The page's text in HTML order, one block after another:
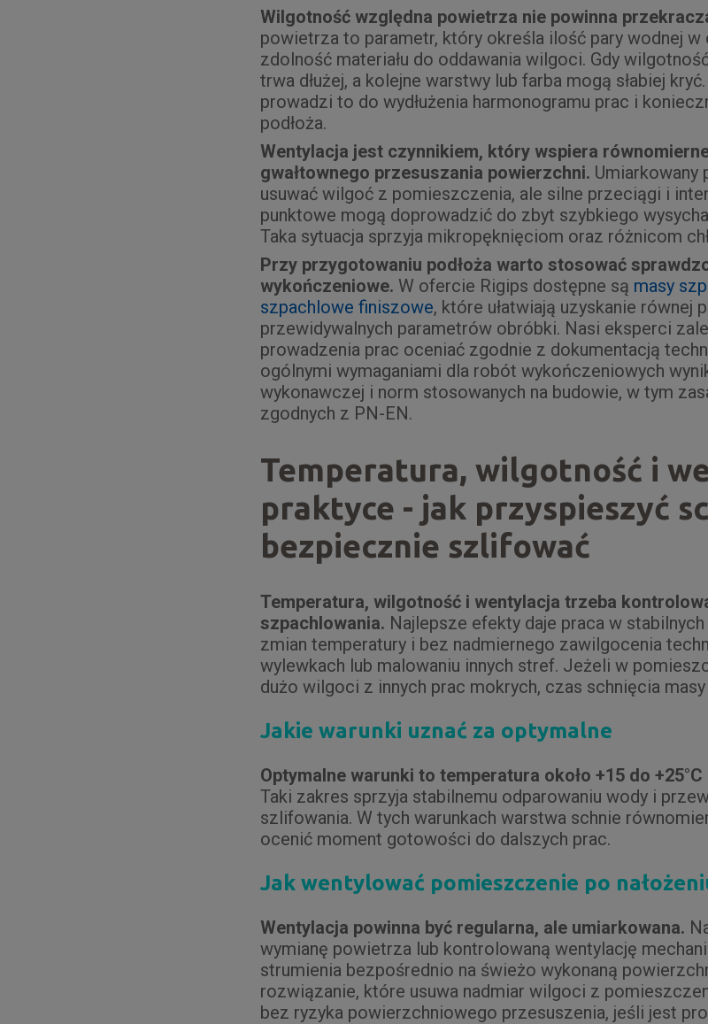
Wilgotność względna powietrza nie powinna
powietrza to parametr, który określa ilość pary wodnej w
zdolność materiału do oddawania wilgoci. Gdy
trwa dłużej, a kolejne warstwy lub farba mogą słabiej
prowadzi to do wydłużenia harmonogramu prac i
podłoża.
Wentylacja jest czynnikiem, który wspiera
gwałtownego przesuszania powierzchni. Umiarkowany
usuwać wilgoć z pomieszczenia, ale silne przeciągi i
punktowe mogą doprowadzić do zbyt szybkiego
Taka sytuacja sprzyja mikropęknięciom oraz różnicom
Przy przygotowaniu podłoża warto stosować
wykończeniowe. W ofercie Rigips dostępne są masy
szpachlowe finiszowe, które ułatwiają uzyskanie równej
przewidywalnych parametrów obróbki. Nasi eksperci
prowadzenia prac oceniać zgodnie z dokumentacją
ogólnymi wymaganiami dla robót wykończeniowych
wykonawczej i norm stosowanych na budowie, w tym
zgodnych z PN-EN.
Temperatura, wilgotność i
praktyce - jak przyspieszyć
bezpiecznie szlifować
Temperatura, wilgotność i wentylacja trzeba
szpachlowania. Najlepsze efekty daje praca w stabilnych
zmian temperatury i bez nadmiernego zawilgocenia
wylewkach lub malowaniu innych stref. Jeżeli w
dużo wilgoci z innych prac mokrych, czas schnięcia masy
Jakie warunki uznać za optymalne
Optymalne warunki to temperatura około +15 do
Taki zakres sprzyja stabilnemu odparowaniu wody i
szlifowania. W tych warunkach warstwa schnie
ocenić moment gotowości do dalszych prac.
Jak wentylować pomieszczenie po
Wentylacja powinna być regularna, ale umiarkowana.
wymianę powietrza lub kontrolowaną wentylację
strumienia bezpośrednio na świeżo wykonaną
rozwiązanie, które usuwa nadmiar wilgoci z
bez ryzyka powierzchniowego przesuszenia, jeśli jest